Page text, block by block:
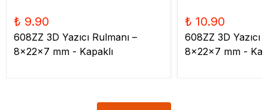
₺ 9.90
608ZZ 3D Yazıcı Rulmanı –
8x22x7 mm - Kapaklı
₺ 10.90
608ZZ 3D Yazıcı
8x22x7 mm -